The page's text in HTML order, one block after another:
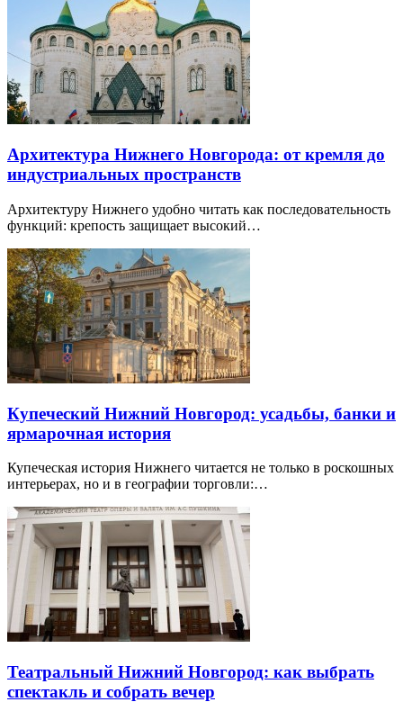
Архитектура Нижнего Новгорода: от кремля до
индустриальных пространств
Архитектуру Нижнего удобно читать как последовательность
функций: крепость защищает высокий…
Купеческий Нижний Новгород: усадьбы, банки и
ярмарочная история
Купеческая история Нижнего читается не только в роскошных
интерьерах, но и в географии торговли:…
Театральный Нижний Новгород: как выбрать
спектакль и собрать вечер